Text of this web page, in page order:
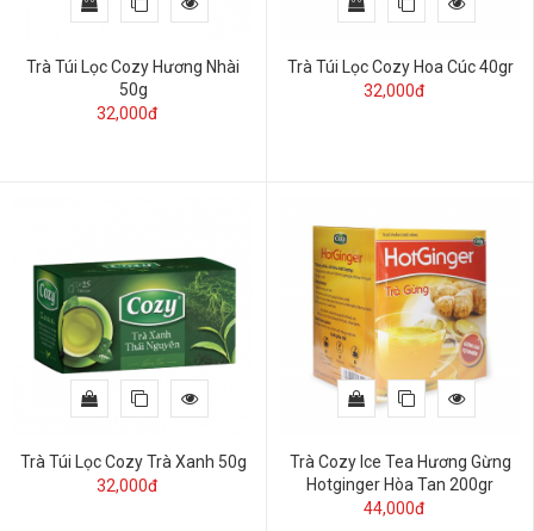
Trà Túi Lọc Cozy Hương Nhài
50g
32,000đ
Trà Túi Lọc Cozy Hoa Cúc 40gr
32,000đ
Trà Túi Lọc Cozy Trà Xanh 50g
32,000đ
Trà Cozy Ice Tea Hương Gừng
Hotginger Hòa Tan 200gr
44,000đ